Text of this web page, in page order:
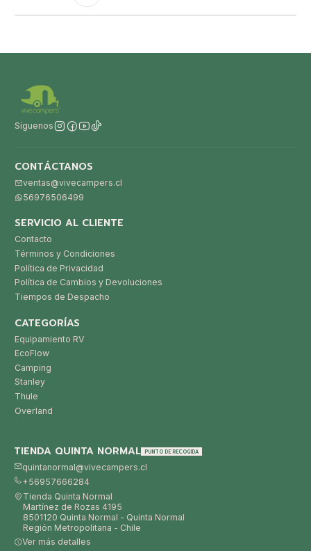
Síguenos
CONTÁCTANOS
ventas@vivecampers.cl
56976506499
SERVICIO AL CLIENTE
Contacto
Términos y Condiciones
Política de Privacidad
Política de Cambios y Devoluciones
Tiempos de Despacho
CATEGORÍAS
Equipamiento RV
EcoFlow
Camping
Stanley
Thule
Overland
TIENDA QUINTA NORMAL PUNTO DE RECOGIDA
quintanormal@vivecampers.cl
+56957666284
Tienda Quinta Normal
Martínez de Rozas 4195
8501120 Quinta Normal - Quinta Normal
Región Metropolitana - Chile
Ver más detalles